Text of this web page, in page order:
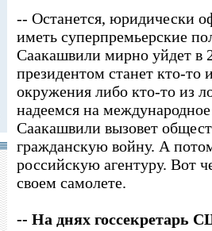
-- Останется, юридически
иметь суперпремьерские
Саакашвили мирно уйдет в
президентом станет кто-то
окружения либо кто-то из
надеемся на
Саакашвили вызовет
гражданскую войну. А
российскую агентуру. Вот
своем самолете.
-- На днях госсекретарь